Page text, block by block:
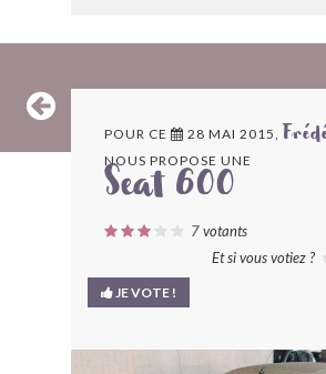
ARCHIVES
LES CONTRIBUTEURS
LE BLOG
BONJOURLAVIEILLE ?
POUR CE 28 MAI 2015,
NOUS PROPOSE UNE
Seat 600
7votants
Et si vous votiez ?
JE VOTE !